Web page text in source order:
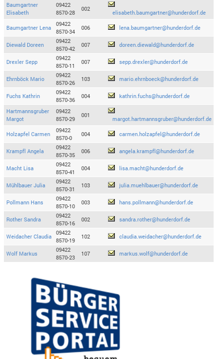
Baumgartner
Elisabeth
09422
8570-28
002
elisabeth.baumgartner@hunderdorf.de
Baumgartner Lena
09422
8570-34
006 lena.baumgartner@hunderdorf.de
Diewald Doreen
09422
8570-42
007 doreen.diewald@hunderdorf.de
Drexler Sepp
09422
8570-11
007 sepp.drexler@hunderdorf.de
Ehrnböck Mario
09422
8570-26
103 mario.ehrnboeck@hunderdorf.de
Fuchs Kathrin
09422
8570-36
004 kathrin.fuchs@hunderdorf.de
Hartmannsgruber
Margot
09422
8570-29
001
margot.hartmannsgruber@hunderdorf.de
Holzapfel Carmen
09422
8570-0
004 carmen.holzapfel@hunderdorf.de
Krampfl Angela
09422
8570-35
006 angela.krampfl@hunderdorf.de
Macht Lisa
09422
8570-41
004 lisa.macht@hunderdorf.de
Mühlbauer Julia
09422
8570-31
103 julia.muehlbauer@hunderdorf.de
Pollmann Hans
09422
8570-10
003 hans.pollmann@hunderdorf.de
Rother Sandra
09422
8570-16
002 sandra.rother@hunderdorf.de
Weidacher Claudia
09422
8570-19
102 claudia.weidacher@hunderdorf.de
Wolf Markus
09422
8570-23
107 markus.wolf@hunderdorf.de